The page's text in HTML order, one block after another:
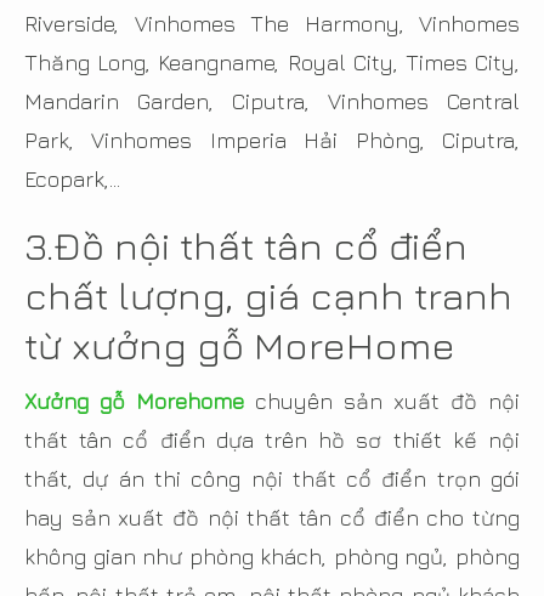
Riverside, Vinhomes The Harmony, Vinhomes
Thăng Long, Keangname, Royal City, Times City,
Mandarin Garden, Ciputra, Vinhomes Central
Park, Vinhomes Imperia Hải Phòng, Ciputra,
Ecopark,...
3.Đồ nội thất tân cổ điển
chất lượng, giá cạnh tranh
từ xưởng gỗ MoreHome
Xưởng gỗ Morehome chuyên sản xuất đồ nội
thất tân cổ điển dựa trên hồ sơ thiết kế nội
thất, dự án thi công nội thất cổ điển trọn gói
hay sản xuất đồ nội thất tân cổ điển cho từng
không gian như phòng khách, phòng ngủ, phòng